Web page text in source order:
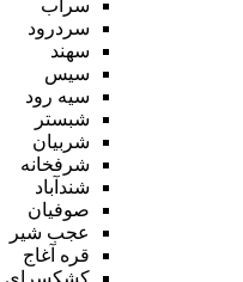
سراب
سردرود
سهند
سیس
سیه رود
شبستر
شربیان
شرفخانه
شندآباد
صوفیان
عجب شیر
قره آغاج
کشکسرای